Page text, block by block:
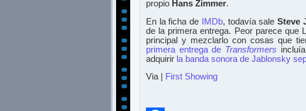
propio Hans Zimmer.
En la ficha de
IMDb, todavía saleSteve
de la primera entrega. Peor parece que
principal y mezclarlo con cosas que
primera entrega de Transformers
adquirir a banda sonora de Jablonsky
Via |
First Showing